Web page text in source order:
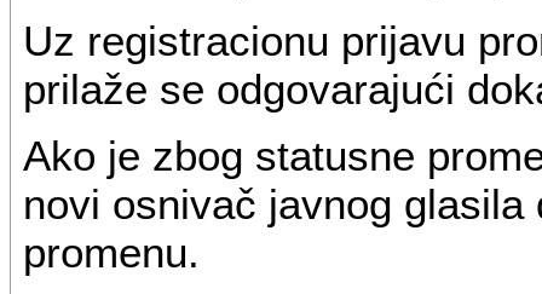
Uz registracionu prijavu
prilaže se odgovarajući
Ako je zbog statusne
novi osnivač javnog
promenu.